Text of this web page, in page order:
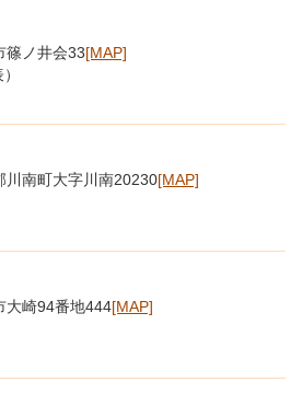
篠ノ井会33[MAP]
川南町大字川南20230[MAP]
大崎94番地444[MAP]